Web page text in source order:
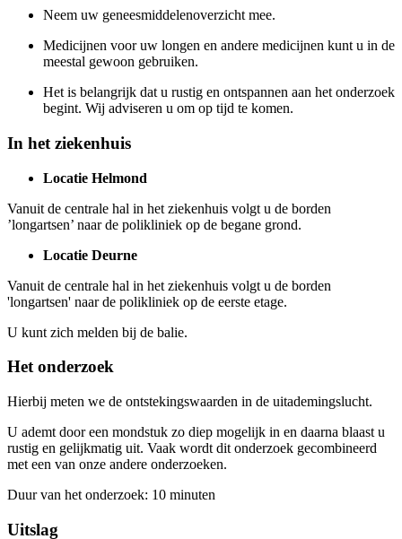
Neem uw geneesmiddelenoverzicht mee.
Medicijnen voor uw longen en andere medicijnen kunt u in de
meestal gewoon gebruiken.
Het is belangrijk dat u rustig en ontspannen aan het onderzoek
begint. Wij adviseren u om op tijd te komen.
In het ziekenhuis
Locatie Helmond
Vanuit de centrale hal in het ziekenhuis volgt u de borden
’longartsen’ naar de polikliniek op de begane grond.
Locatie Deurne
Vanuit de centrale hal in het ziekenhuis volgt u de borden
'longartsen' naar de polikliniek op de eerste etage.
U kunt zich melden bij de balie.
Het onderzoek
Hierbij meten we de ontstekingswaarden in de uitademingslucht.
U ademt door een mondstuk zo diep mogelijk in en daarna blaast u
rustig en gelijkmatig uit. Vaak wordt dit onderzoek gecombineerd
met een van onze andere onderzoeken.
Duur van het onderzoek: 10 minuten
Uitslag